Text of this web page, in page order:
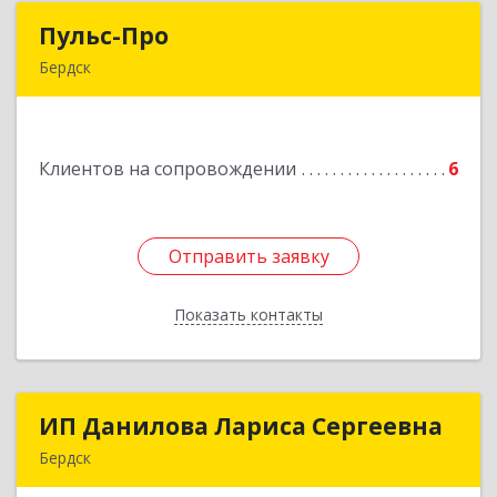
Пульс-Про
Бердск
Клиентов на сопровождении 6
Отправить заявку
Показать контакты
Подробнее
Отправить заявку
Назад
ИП Данилова Лариса Сергеевна
Бердск
ИП Данилова Лариса Сергеевна